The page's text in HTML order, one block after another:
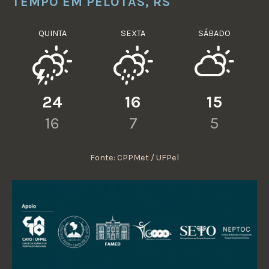
QUINTA
24
16
SEXTA
16
7
SÁBADO
15
5
Fonte: CPPMet / UFPel